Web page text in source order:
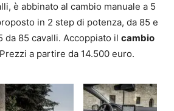
è abbinato al cambio manuale a 5
in 2 step di potenza, da 85 e
da 85 cavalli. Accoppiato il cambio
a partire da 14.500 euro.